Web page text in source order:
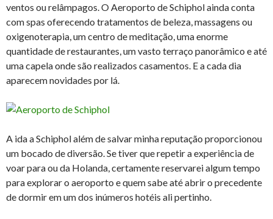
ventos ou relâmpagos. O Aeroporto de Schiphol ainda conta
com spas oferecendo tratamentos de beleza, massagens ou
oxigenoterapia, um centro de meditação, uma enorme
quantidade de restaurantes, um vasto terraço panorâmico e até
uma capela onde são realizados casamentos. E a cada dia
aparecem novidades por lá.
A ida a Schiphol além de salvar minha reputação proporcionou
um bocado de diversão. Se tiver que repetir a experiência de
voar para ou da Holanda, certamente reservarei algum tempo
para explorar o aeroporto e quem sabe até abrir o precedente
de dormir em um dos inúmeros hotéis ali pertinho.